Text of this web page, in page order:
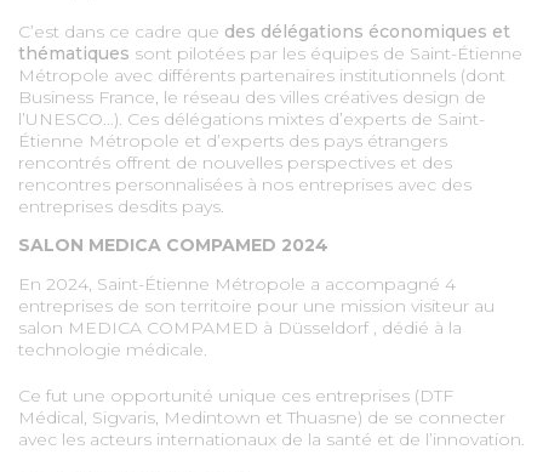
C’est dans ce cadre que des délégations économiques et
thématiques sont pilotées par les équipes de Saint-Étienne
Métropole avec différents partenaires institutionnels (dont
Business France, le réseau des villes créatives design de
l’UNESCO…). Ces délégations mixtes d’experts de Saint-
Étienne Métropole et d’experts des pays étrangers
rencontrés offrent de nouvelles perspectives et des
rencontres personnalisées à nos entreprises avec des
entreprises desdits pays.
SALON MEDICA COMPAMED 2024
En 2024, Saint-Étienne Métropole a accompagné 4
entreprises de son territoire pour une mission visiteur au
salon MEDICA COMPAMED à Düsseldorf , dédié à la
technologie médicale.
Ce fut une opportunité unique ces entreprises (DTF
Médical, Sigvaris, Medintown et Thuasne) de se connecter
avec les acteurs internationaux de la santé et de l’innovation.